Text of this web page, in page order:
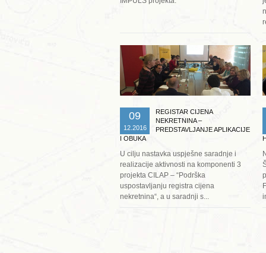
09
12.2016
REGISTAR CIJENA
NEKRETNINA –
PREDSTAVLJANJE APLIKACIJE
I OBUKA
U cilju nastavka uspješne saradnje i
realizacije aktivnosti na komponenti 3
projekta CILAP – “Podrška
uspostavljanju registra cijena
nekretnina“, a u saradnji s...